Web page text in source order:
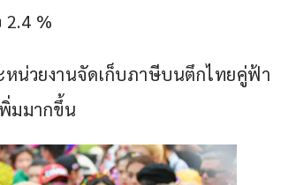
%
หน่วยงานจัดเก็บภาษีบนตึกไทยคู่ฟ้า
มมากขึ้น